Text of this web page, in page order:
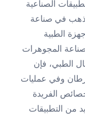
الصناعية
في صناعة
الطبية
المجوهرات
الطبي، فإن
وفي عمليات
الفريدة
من التطبيقات